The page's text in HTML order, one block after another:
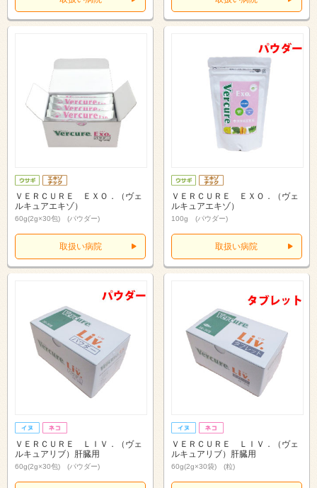
ＶＥＲＣＵＲＥ ＥＸＯ．（ヴェ
ルキュアエキゾ）
60g(2g×30包) (パウダー)
取扱い病院
ＶＥＲＣＵＲＥ ＥＸＯ．（ヴェ
ルキュアエキゾ）
100g (パウダー)
取扱い病院
ＶＥＲＣＵＲＥ ＬＩＶ．（ヴェ
ルキュアリブ）肝臓用
60g(2g×30包) (パウダー)
ＶＥＲＣＵＲＥ ＬＩＶ．（ヴェ
ルキュアリブ）肝臓用
60g(2g×30袋) (粒)